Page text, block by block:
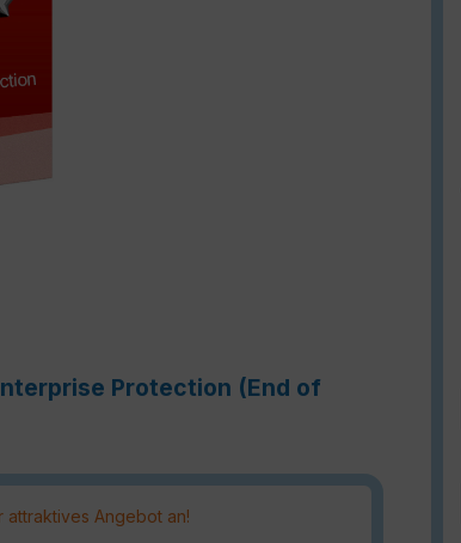
Protection (End of
attraktives Angebot an!